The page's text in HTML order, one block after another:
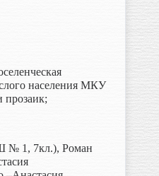
населения МКУ
1, 7кл.), Роман